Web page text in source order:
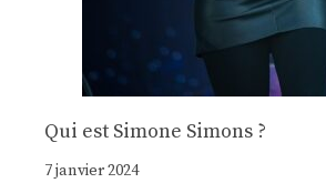
Qui est Simone Simons ?
7 janvier 2024